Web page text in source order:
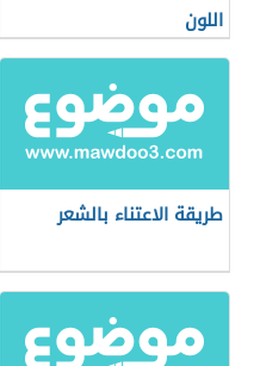
اللون
طريقة الاعتناء بالشعر